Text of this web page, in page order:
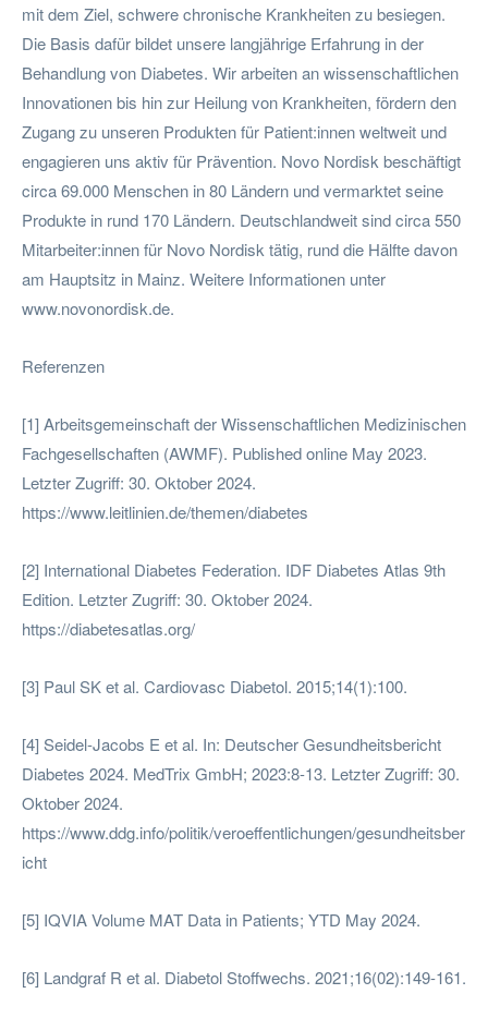
mit dem Ziel, schwere chronische Krankheiten zu besiegen.
Die Basis dafür bildet unsere langjährige Erfahrung in der
Behandlung von Diabetes. Wir arbeiten an wissenschaftlichen
Innovationen bis hin zur Heilung von Krankheiten, fördern den
Zugang zu unseren Produkten für Patient:innen weltweit und
engagieren uns aktiv für Prävention. Novo Nordisk beschäftigt
circa 69.000 Menschen in 80 Ländern und vermarktet seine
Produkte in rund 170 Ländern. Deutschlandweit sind circa 550
Mitarbeiter:innen für Novo Nordisk tätig, rund die Hälfte davon
am Hauptsitz in Mainz. Weitere Informationen unter
www.novonordisk.de.
Referenzen
[1] Arbeitsgemeinschaft der Wissenschaftlichen Medizinischen
Fachgesellschaften (AWMF). Published online May 2023.
Letzter Zugriff: 30. Oktober 2024.
https://www.leitlinien.de/themen/diabetes
[2] International Diabetes Federation. IDF Diabetes Atlas 9th
Edition. Letzter Zugriff: 30. Oktober 2024.
https://diabetesatlas.org/
[3] Paul SK et al. Cardiovasc Diabetol. 2015;14(1):100.
[4] Seidel-Jacobs E et al. In: Deutscher Gesundheitsbericht
Diabetes 2024. MedTrix GmbH; 2023:8-13. Letzter Zugriff: 30.
Oktober 2024.
https://www.ddg.info/politik/veroeffentlichungen/gesundheitsber
icht
[5] IQVIA Volume MAT Data in Patients; YTD May 2024.
[6] Landgraf R et al. Diabetol Stoffwechs. 2021;16(02):149-161.